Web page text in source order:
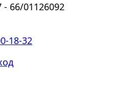
66/01126092
18-32